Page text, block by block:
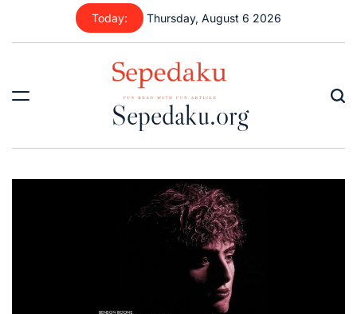
content
Today: Thursday, August 6 2026
Sepedaku.org